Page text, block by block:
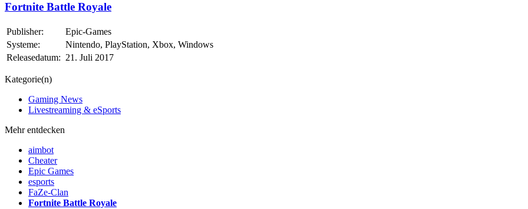
Fortnite Battle Royale
Publisher:
Epic-Games
Systeme:
Nintendo, PlayStation, Xbox, Windows
Releasedatum: 21. Juli 2017
Kategorie(n)
Gaming News
Livestreaming & eSports
Mehr entdecken
aimbot
Cheater
Epic Games
esports
FaZe-Clan
Fortnite Battle Royale